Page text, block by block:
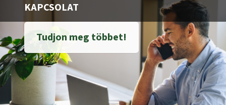
KAPCSOLAT
Tudjon meg többet!